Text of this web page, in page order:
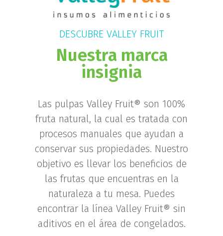
DESCUBRE VALLEY FRUIT
Nuestra marca
insignia
Las pulpas Valley Fruit® son 100%
fruta natural, la cual es tratada con
procesos manuales que ayudan a
conservar sus propiedades. Nuestro
objetivo es llevar los beneficios de
las frutas que encuentras en la
naturaleza a tu mesa. Puedes
encontrar la línea Valley Fruit® sin
aditivos en el área de congelados.